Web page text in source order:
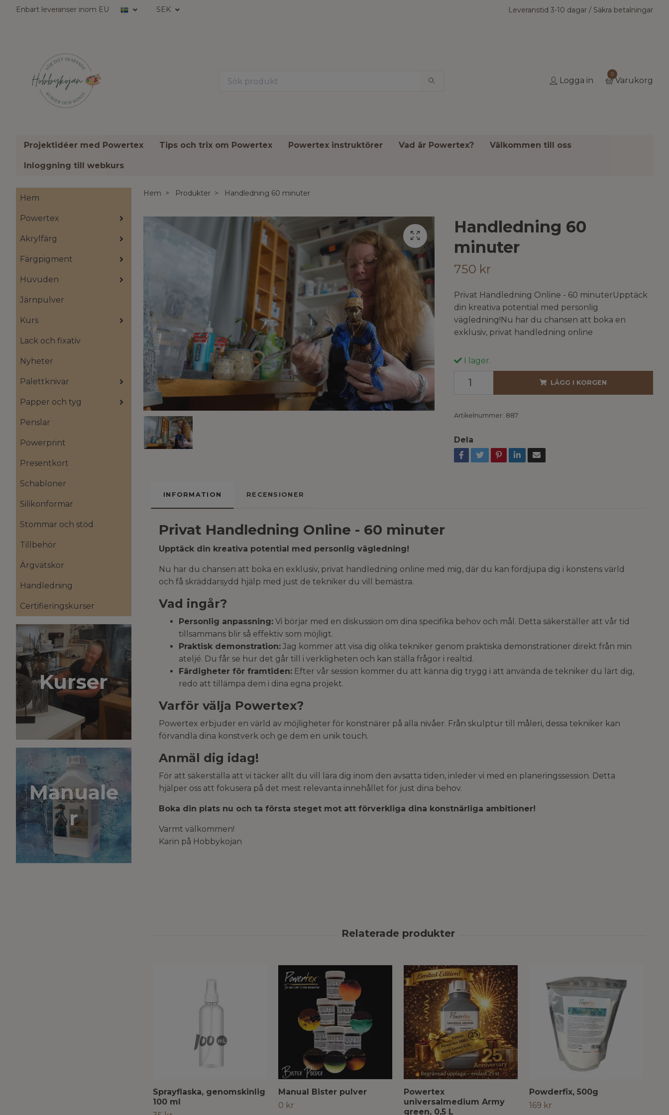
Enbart leveranser inom EU SEK Leveranstid 3-10 dagar / Säkra betalningar
Logga in
0
Varukorg
Projektidéer med Powertex Tips och trix om Powertex Powertex instruktörer Vad är Powertex? Välkommen till oss
Inloggning till webkurs
Hem
Powertex
Akrylfärg
Färgpigment
Huvuden
Järnpulver
Kurs
Lack och fixativ
Nyheter
Palettknivar
Papper och tyg
Penslar
Powerprint
Presentkort
Schabloner
Silikonformar
Stommar och stöd
Tillbehör
Ärgvätskor
Handledning
Certifieringskurser
Kurser
Manuale
r
Hem Produkter Handledning 60 minuter
Handledning 60
minuter
750 kr
Privat Handledning Online - 60 minuterUpptäck
din kreativa potential med personlig
vägledning!Nu har du chansen att boka en
exklusiv, privat handledning online
I lager.
LÄGG I KORGEN
Artikelnummer: 887
Dela
INFORMATION RECENSIONER
Privat Handledning Online - 60 minuter
Upptäck din kreativa potential med personlig vägledning!
Nu har du chansen att boka en exklusiv, privat handledning online med mig, där du kan fördjupa dig i konstens värld
och få skräddarsydd hjälp med just de tekniker du vill bemästra.
Vad ingår?
Personlig anpassning: Vi börjar med en diskussion om dina specifika behov och mål. Detta säkerställer att vår tid
tillsammans blir så effektiv som möjligt.
Praktisk demonstration: Jag kommer att visa dig olika tekniker genom praktiska demonstrationer direkt från min
ateljé. Du får se hur det går till i verkligheten och kan ställa frågor i realtid.
Färdigheter för framtiden: Efter vår session kommer du att känna dig trygg i att använda de tekniker du lärt dig,
redo att tillämpa dem i dina egna projekt.
Varför välja Powertex?
Powertex erbjuder en värld av möjligheter för konstnärer på alla nivåer. Från skulptur till måleri, dessa tekniker kan
förvandla dina konstverk och ge dem en unik touch.
Anmäl dig idag!
För att säkerställa att vi täcker allt du vill lära dig inom den avsatta tiden, inleder vi med en planeringssession. Detta
hjälper oss att fokusera på det mest relevanta innehållet för just dina behov.
Boka din plats nu och ta första steget mot att förverkliga dina konstnärliga ambitioner!
Varmt välkommen!
Karin på Hobbykojan
Sprayflaska, genomskinlig
100 ml
Manual Bister pulver
0 kr
Powertex
universalmedium Army
green, 0,5 L
Powderfix, 500g
169 kr